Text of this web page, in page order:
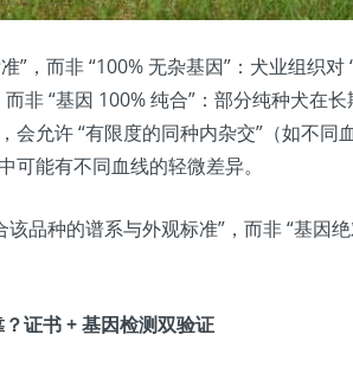
”，而非 “100% 无杂基因”：犬业组织对
非 “基因 100% 纯合”：部分纯种犬在
会允许 “有限度的同种内杂交”（如不同
可能有不同血线的轻微差异。
品种的谱系与外观标准”，而非 “基因
证书 + 基因检测双验证